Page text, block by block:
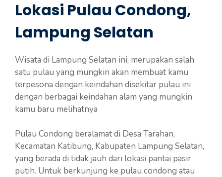
Lokasi Pulau Condong,
Lampung Selatan
Wisata di Lampung Selatan ini, merupakan salah
satu pulau yang mungkin akan membuat kamu
terpesona dengan keindahan disekitar pulau ini
dengan berbagai keindahan alam yang mungkin
kamu baru melihatnya
Pulau Condong beralamat di Desa Tarahan,
Kecamatan Katibung, Kabupaten Lampung Selatan,
yang berada di tidak jauh dari lokasi pantai pasir
putih. Untuk berkunjung ke pulau condong atau